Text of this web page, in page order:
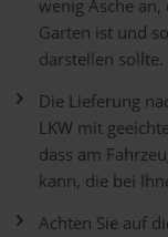
wenig Asche
Garten ist und
darstellen sollte.
Die Lieferung
LKW mit
dass am
kann, die bei
Achten Sie auf